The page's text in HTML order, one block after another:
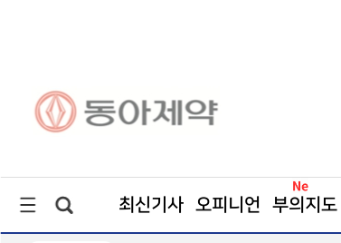
최신기사 오피니언 부의지도